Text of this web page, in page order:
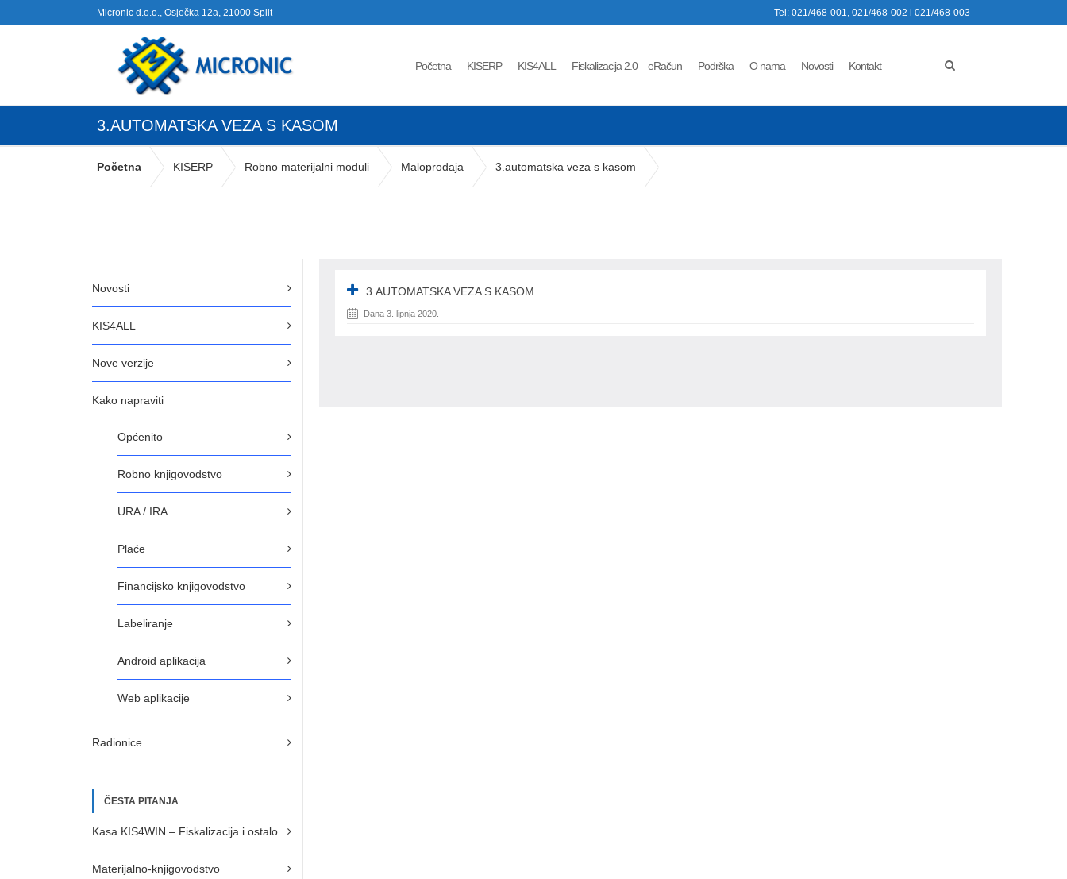
Micronic d.o.o., Osječka 12a, 21000 Split Tel: 021/468-001, 021/468-002 i 021/468-003
Početna KISERP KIS4ALL Fiskalizacija 2.0 – eRačun Podrška O nama Novosti Kontakt
3.AUTOMATSKA VEZA S KASOM
Početna KISERP Robno materijalni moduli Maloprodaja 3.automatska veza s kasom
Novosti
KIS4ALL
Nove verzije
Kako napraviti
Općenito
Robno knjigovodstvo
URA / IRA
Plaće
Financijsko knjigovodstvo
Labeliranje
Android aplikacija
Web aplikacije
Radionice
ČESTA PITANJA
Kasa KIS4WIN – Fiskalizacija i ostalo
Materijalno-knjigovodstvo
3.AUTOMATSKA VEZA S KASOM
Dana 3. lipnja 2020.